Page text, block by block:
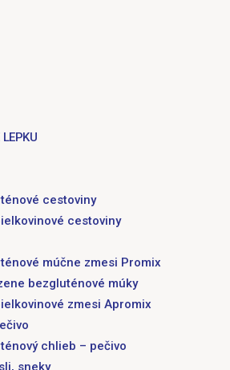
cestoviny
cestoviny
múčne zmesi Promix
bezgluténové múky
zmesi Apromix
chlieb – pečivo
sneky